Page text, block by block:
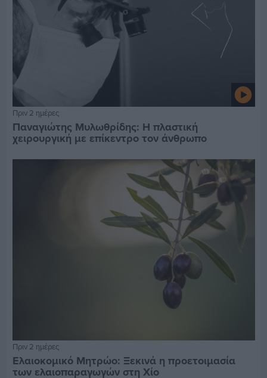
Πριν 2 ημέρες
Παναγιώτης Μυλωθρίδης: Η πλαστική
χειρουργική με επίκεντρο τον άνθρωπο
Πριν 2 ημέρες
Ελαιοκομικό Μητρώο: Ξεκινά η προετοιμασία
των ελαιοπαραγωγών στη Χίο